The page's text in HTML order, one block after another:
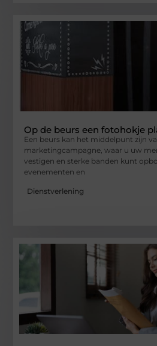
Op de beurs een fotohokje
Een beurs kan het middelpunt zijn
marketingcampagne, waar u uw
vestigen en sterke banden kunt
evenementen en
Dienstverlening